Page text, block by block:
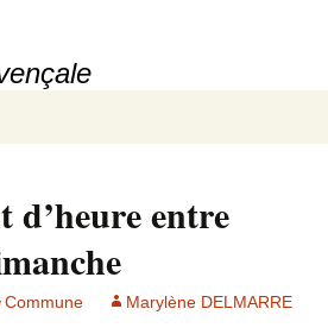
d’heure entre
Commune Marylène DELMARRE